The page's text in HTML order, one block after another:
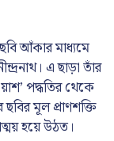
আঁকার মাধ্যমে
এ ছাড়া তাঁর
পদ্ধতির থেকে
মূল প্রাণশক্তি
হয়ে উঠত।